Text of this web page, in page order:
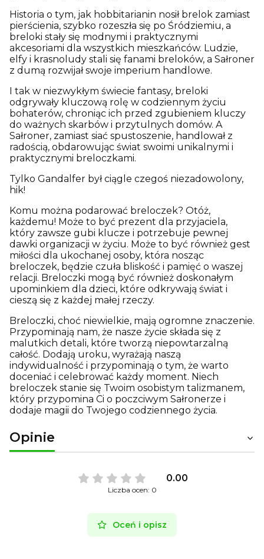
Historia o tym, jak hobbitarianin nosił brelok zamiast
pierścienia, szybko rozeszła się po Śródziemiu, a
breloki stały się modnymi i praktycznymi
akcesoriami dla wszystkich mieszkańców. Ludzie,
elfy i krasnoludy stali się fanami breloków, a Sałroner
z dumą rozwijał swoje imperium handlowe.
I tak w niezwykłym świecie fantasy, breloki
odgrywały kluczową rolę w codziennym życiu
bohaterów, chroniąc ich przed zgubieniem kluczy
do ważnych skarbów i przytulnych domów. A
Sałroner, zamiast siać spustoszenie, handlował z
radością, obdarowując świat swoimi unikalnymi i
praktycznymi breloczkami.
Tylko Gandalfer był ciągle czegoś niezadowolony,
hik!
Komu można podarować breloczek? Otóż,
każdemu! Może to być prezent dla przyjaciela,
który zawsze gubi klucze i potrzebuje pewnej
dawki organizacji w życiu. Może to być również gest
miłości dla ukochanej osoby, która nosząc
breloczek, będzie czuła bliskość i pamięć o waszej
relacji. Breloczki mogą być również doskonałym
upominkiem dla dzieci, które odkrywają świat i
cieszą się z każdej małej rzeczy.
Breloczki, choć niewielkie, mają ogromne znaczenie.
Przypominają nam, że nasze życie składa się z
malutkich detali, które tworzą niepowtarzalną
całość. Dodają uroku, wyrażają naszą
indywidualność i przypominają o tym, że warto
doceniać i celebrować każdy moment. Niech
breloczek stanie się Twoim osobistym talizmanem,
który przypomina Ci o poczciwym Sałronerze i
dodaje magii do Twojego codziennego życia.
Opinie
0.00
Liczba ocen: 0
Oceń i opisz